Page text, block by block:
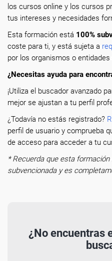
los cursos online y los cursos
tus intereses y necesidades
Esta formación está 100%
coste para ti, y está sujeta a
por los organismos o
¿Necesitas ayuda para
¡Utiliza el buscador avanzado
mejor se ajustan a tu perfil
¿Todavía no estás registrado?
perfil de usuario y comprueba
de acceso para acceder a tu
* Recuerda que esta
subvencionada y es
¿No encuentras